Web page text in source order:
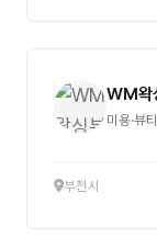
WM왁
미용·뷰티
부천시